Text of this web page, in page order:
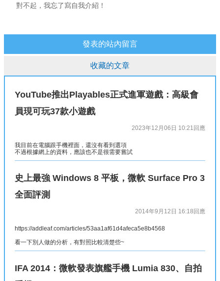
對不起，我忘了寫自我介紹！
發表的站內留言
收藏的文章
YouTube推出Playables正式進軍遊戲：高級會
員現可玩37款小遊戲
2023年12月06日 10:21 回應
我目前在電腦跟手機裡面，還沒有看到選項
不過根據網上的資料，應該也不是很需要嘗試
史上最強 Windows 8 平板，微軟 Surface Pro 3
全面評測
2014年9月12日 16:18 回應
https://addleaf.com/articles/53aa1af61d4afeca5e8b4568
看一下別人做的分析，有對照比較清楚些~
IFA 2014：微軟發表旗艦手機 Lumia 830、自拍